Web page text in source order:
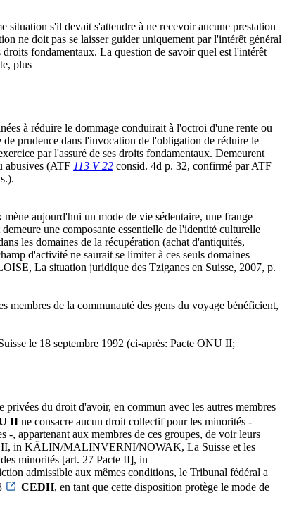
s'il devait s'attendre à ne recevoir aucune prestation
ne doit pas se laisser guider uniquement par l'intérêt général
fondamentaux. La question de savoir quel est l'intérêt
plus
à réduire le dommage conduirait à l'octroi d'une rente ou
prudence dans l'invocation de l'obligation de réduire le
par l'assuré de ses droits fondamentaux. Demeurent
abusives (ATF 113 V 22 consid. 4d p. 32, confirmé par ATF
aujourd'hui un mode de vie sédentaire, une frange
une composante essentielle de l'identité culturelle
les domaines de la récupération (achat d'antiquités,
d'activité ne saurait se limiter à ces seuls domaines
La situation juridique des Tziganes en Suisse, 2007, p.
membres de la communauté des gens du voyage bénéficient,
le 18 septembre 1992 (ci-après: Pacte ONU II;
du droit d'avoir, en commun avec les autres membres
II ne consacre aucun droit collectif pour les minorités -
, appartenant aux membres de ces groupes, de voir leurs
II, in KÄLIN/MALINVERNI/NOWAK, La Suisse et les
minorités [art. 27 Pacte II], in
admissible aux mêmes conditions, le Tribunal fédéral a
CEDH, en tant que cette disposition protège le mode de